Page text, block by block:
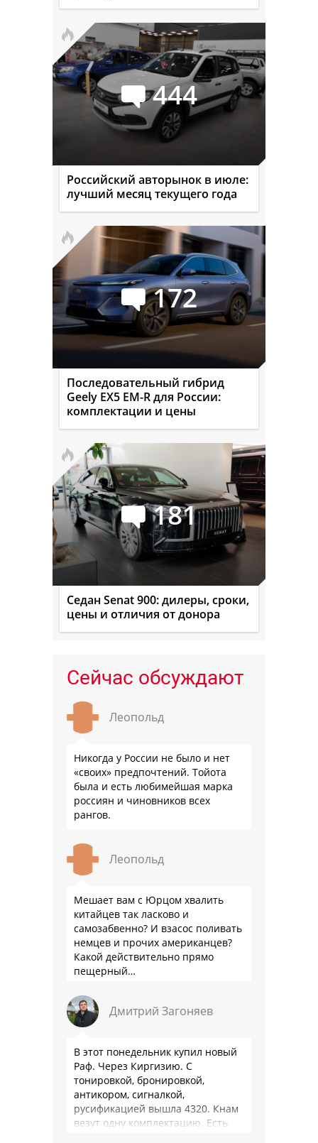
444
Российский авторынок в июле:
лучший месяц текущего года
172
Последовательный гибрид
Geely EX5 EM-R для России:
комплектации и цены
181
Седан Senat 900: дилеры, сроки,
цены и отличия от донора
Сейчас обсуждают
Леопольд
Никогда у России не было и нет
«своих» предпочтений. Тойота
была и есть любимейшая марка
россиян и чиновников всех
рангов.
Леопольд
Мешает вам с Юрцом хвалить
китайцев так ласково и
самозабвенно? И взасос поливать
немцев и прочих американцев?
Какой действительно прямо
пещерный…
Дмитрий Загоняев
В этот понедельник купил новый
Раф. Через Киргизию. С
тонировкой, бронировкой,
антикором, сигналкой,
русификацией вышла 4320. Кнам
везут одну комплектацию. Есть